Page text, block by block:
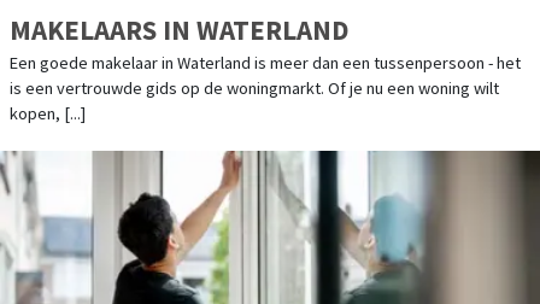
MAKELAARS IN WATERLAND
Een goede makelaar in Waterland is meer dan een tussenpersoon - het
is een vertrouwde gids op de woningmarkt. Of je nu een woning wilt
kopen, [...]